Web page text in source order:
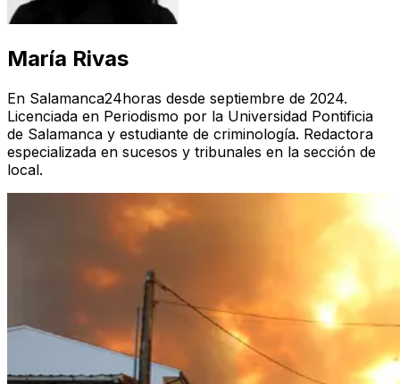
María Rivas
En Salamanca24horas desde septiembre de 2024.
Licenciada en Periodismo por la Universidad Pontificia
de Salamanca y estudiante de criminología. Redactora
especializada en sucesos y tribunales en la sección de
local.